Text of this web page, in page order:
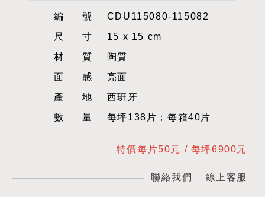
編號CDU115080-115082
尺寸15 x 15 cm
材質陶質
面感亮面
產地西班牙
數量每坪138片；每箱40片
特價每片50元 / 每坪6900元
聯絡我們 線上客服